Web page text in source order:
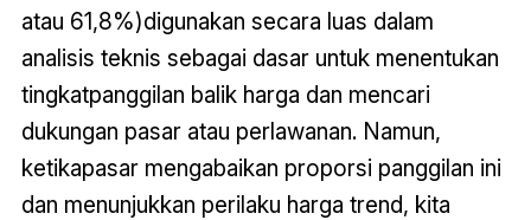
atau 61,8%)digunakan secara luas dalam
analisis teknis sebagai dasar untuk menentukan
tingkatpanggilan balik harga dan mencari
dukungan pasar atau perlawanan. Namun,
ketikapasar mengabaikan proporsi panggilan ini
dan menunjukkan perilaku harga trend, kita